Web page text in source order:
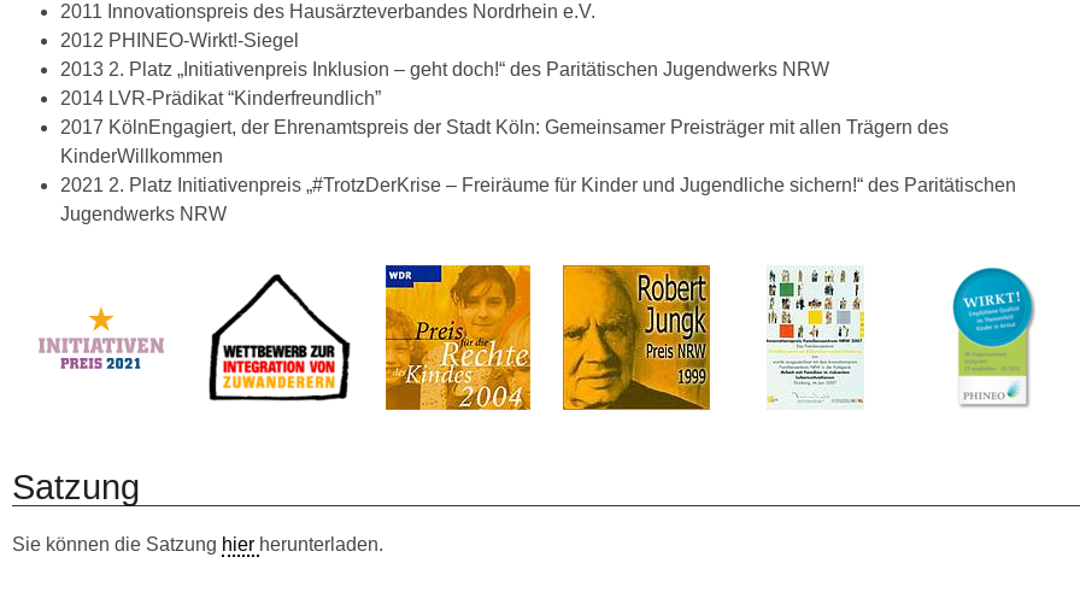
2011 Innovationspreis des Hausärzteverbandes Nordrhein e.V.
2012 PHINEO-Wirkt!-Siegel
2013 2. Platz „Initiativenpreis Inklusion – geht doch!“ des Paritätischen Jugendwerks NRW
2014 LVR-Prädikat “Kinderfreundlich”
2017 KölnEngagiert, der Ehrenamtspreis der Stadt Köln: Gemeinsamer Preisträger mit allen Trägern des
KinderWillkommen
2021 2. Platz Initiativenpreis „#TrotzDerKrise – Freiräume für Kinder und Jugendliche sichern!“ des Paritätischen
Jugendwerks NRW
Satzung
Sie können die Satzung hier herunterladen.